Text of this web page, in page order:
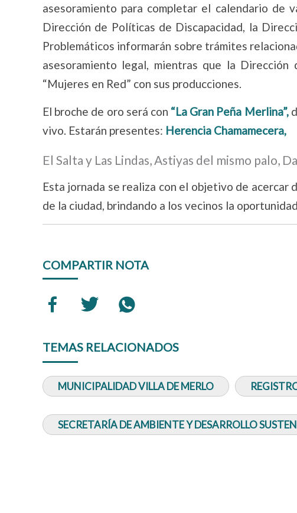
asesoramiento para completar el calendario de
Dirección de Políticas de Discapacidad, la
Problemáticos informarán sobre trámites
asesoramiento legal, mientras que la
“Mujeres en Red” con sus producciones.
El broche de oro será con “La Gran Peña Merlina”,
vivo. Estarán presentes: Herencia Chamamecera,
El Salta y Las Lindas, Astiyas del mismo palo,
Esta jornada se realiza con el objetivo de
de la ciudad, brindando a los vecinos la
COMPARTIR NOTA
TEMAS RELACIONADOS
MUNICIPALIDAD VILLA DE MERLO
SECRETARÍA DE AMBIENTE Y DESARROLLO